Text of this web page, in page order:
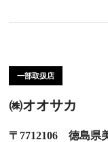
一部取扱店
㈱オオサカ
〒7712106 徳島県